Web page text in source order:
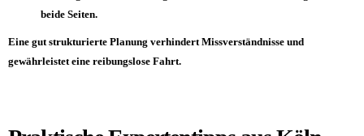
beide Seiten.
Eine gut strukturierte Planung verhindert Missverständnisse und
gewährleistet eine reibungslose Fahrt.